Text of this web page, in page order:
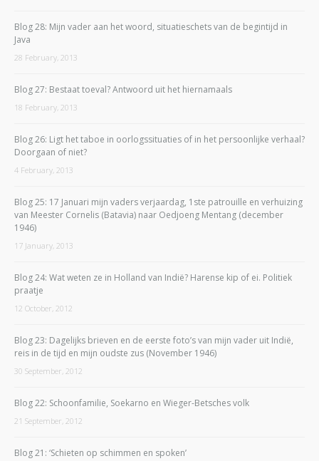
Blog 28: Mijn vader aan het woord, situatieschets van de begintijd in
Java
28 February, 2013
Blog 27: Bestaat toeval? Antwoord uit het hiernamaals
18 February, 2013
Blog 26: Ligt het taboe in oorlogssituaties of in het persoonlijke verhaal?
Doorgaan of niet?
4 February, 2013
Blog 25: 17 Januari mijn vaders verjaardag, 1ste patrouille en verhuizing
van Meester Cornelis (Batavia) naar Oedjoeng Mentang (december
1946)
17 January, 2013
Blog 24: Wat weten ze in Holland van Indië? Harense kip of ei. Politiek
praatje
12 October, 2012
Blog 23: Dagelijks brieven en de eerste foto’s van mijn vader uit Indië,
reis in de tijd en mijn oudste zus (November 1946)
30 September, 2012
Blog 22: Schoonfamilie, Soekarno en Wieger-Betsches volk
21 September, 2012
Blog 21: ‘Schieten op schimmen en spoken’